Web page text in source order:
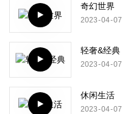
奇幻世界
2023 04 07
轻奢&经典
2023 04 07
休闲生活
2023 04 07